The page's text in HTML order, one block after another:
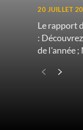
20 JUILLET
Le rapport d'activité
: